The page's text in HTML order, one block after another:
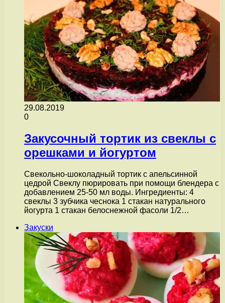
29.08.2019
0
Закусочный тортик из свеклы с
орешками и йогуртом
Свекольно-шоколадный тортик с апельсинной
цедрой Свеклу пюрировать при помощи блендера с
добавлением 25-50 мл воды. Ингредиенты: 4
свеклы 3 зубчика чеснока 1 стакан натурального
йогурта 1 стакан белоснежной фасоли 1/2…
Закуски